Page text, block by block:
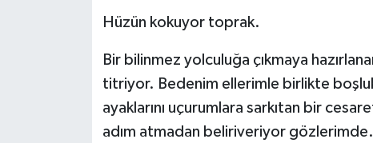
Hüzün kokuyor toprak.
Bir bilinmez yolculuğa çıkmaya
titriyor. Bedenim ellerimle birlikte
ayaklarını uçurumlara sarkıtan bir
adım atmadan beliriveriyor